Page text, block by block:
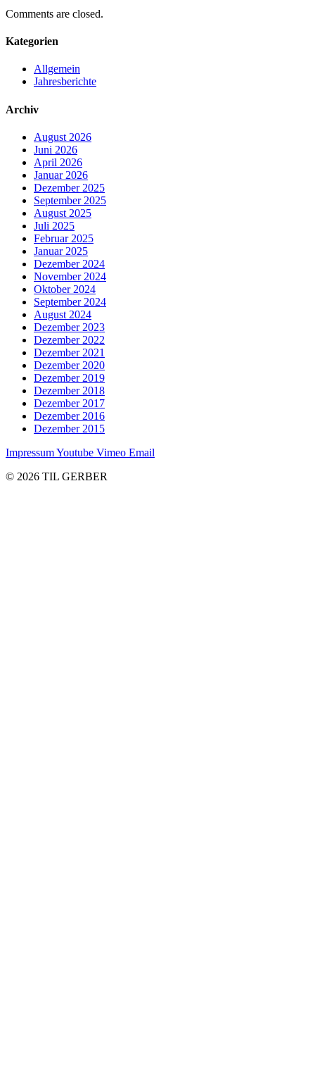
Comments are closed.
Kategorien
Allgemein
Jahresberichte
Archiv
August 2026
Juni 2026
April 2026
Januar 2026
Dezember 2025
September 2025
August 2025
Juli 2025
Februar 2025
Januar 2025
Dezember 2024
November 2024
Oktober 2024
September 2024
August 2024
Dezember 2023
Dezember 2022
Dezember 2021
Dezember 2020
Dezember 2019
Dezember 2018
Dezember 2017
Dezember 2016
Dezember 2015
ImpressumYoutube Vimeo Email
© 2026 TIL GERBER